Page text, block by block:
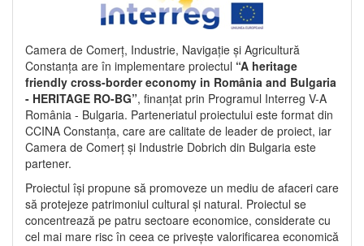
Camera de Comerț, Industrie, Navigație și Agricultură
Constanța are în implementare proiectul “A heritage
friendly cross-border economy in România and Bulgaria
- HERITAGE RO-BG”, finanțat prin Programul Interreg V-A
România - Bulgaria. Parteneriatul proiectului este format din
CCINA Constanța, care are calitate de leader de proiect, iar
Camera de Comerț și Industrie Dobrich din Bulgaria este
partener.
Proiectul își propune să promoveze un mediu de afaceri care
să protejeze patrimoniul cultural și natural. Proiectul se
concentrează pe patru sectoare economice, considerate cu
cel mai mare risc în ceea ce privește valorificarea economică